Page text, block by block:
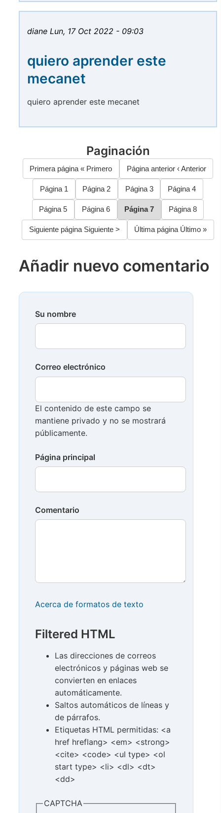
diane Lun, 17 Oct 2022 - 09:03
quiero aprender este
mecanet
quiero aprender este mecanet
Paginación
Primera página « Primero Página anterior ‹ Anterior
Página 1 Página 2 Página 3 Página4
Página5 Página 6 Página7 Página 8
Siguiente página Siguiente > Última página Último »
Añadir nuevo comentario
Su nombre
Correo electrónico
El contenido de este campo se
mantiene privado y no se mostrará
públicamente.
Página principal
Comentario
Acerca de formatos de texto
Filtered HTML
Las direcciones de correos
electrónicos y páginas web se
convierten en enlaces
automáticamente.
Saltos automáticos de líneas y
de párrafos.
Etiquetas HTML permitidas: <a
href hreflang> <em> <strong>
<cite> <code> <ul type> <ol
start type> <li> <dl> <dt>
<dd>
CAPTCHA